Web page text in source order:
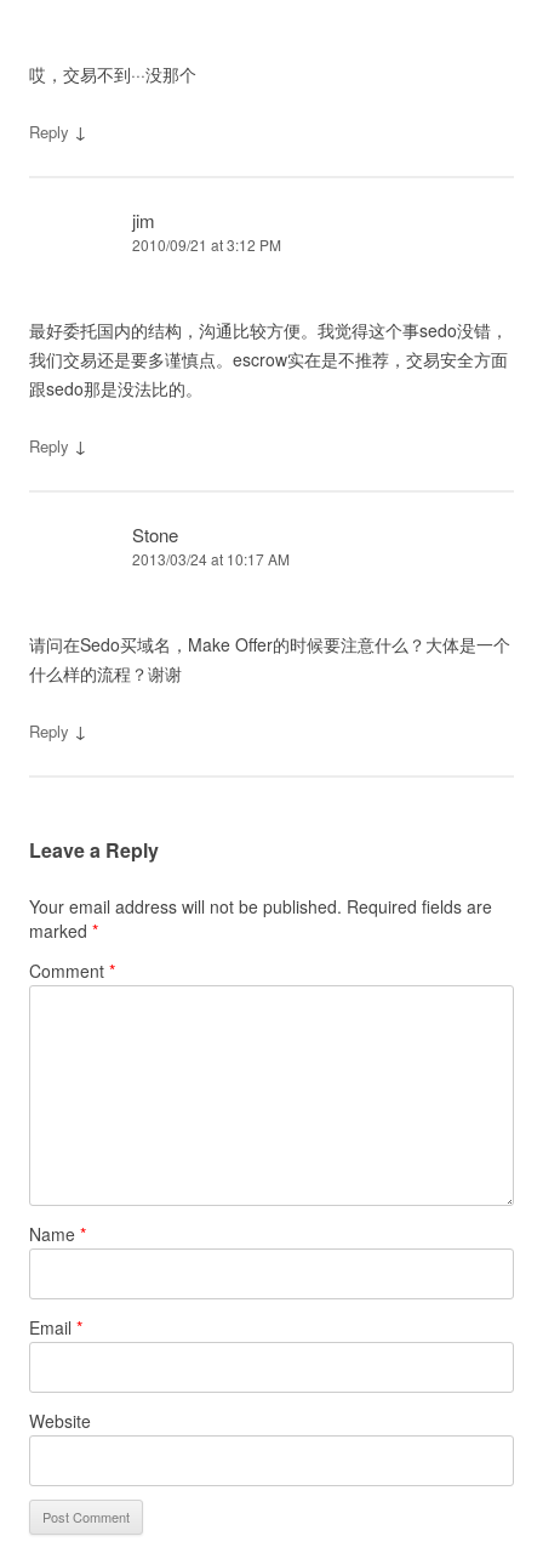
哎，交易不到···没那个
Reply ↓
jim
2010/09/21 at 3:12 PM
最好委托国内的结构，沟通比较方便。我觉得这个事sedo没错，
我们交易还是要多谨慎点。escrow实在是不推荐，交易安全方面
跟sedo那是没法比的。
Reply ↓
Stone
2013/03/24 at 10:17 AM
请问在Sedo买域名，Make Offer的时候要注意什么？大体是一个
什么样的流程？谢谢
Reply ↓
Leave a Reply
Your email address will not be published. Required fields are
marked *
Comment *
Name *
Email *
Website